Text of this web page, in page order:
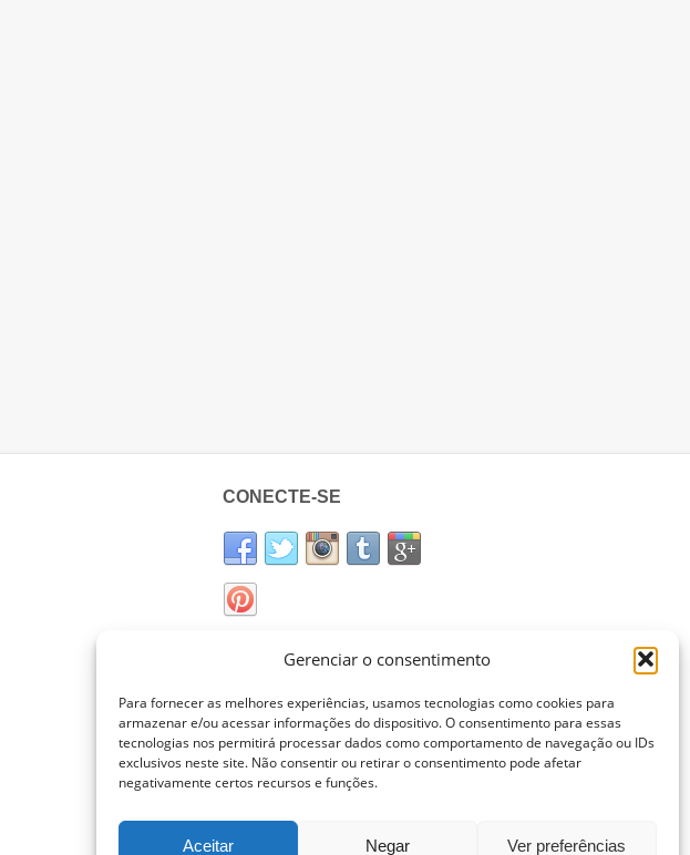
Gerenciar o consentimento
Para fornecer as melhores experiências, usamos tecnologias como cookies para
armazenar e/ou acessar informações do dispositivo. O consentimento para essas
tecnologias nos permitirá processar dados como comportamento de navegação ou IDs
exclusivos neste site. Não consentir ou retirar o consentimento pode afetar
negativamente certos recursos e funções.
Aceitar Negar Ver preferências
CONECTE-SE